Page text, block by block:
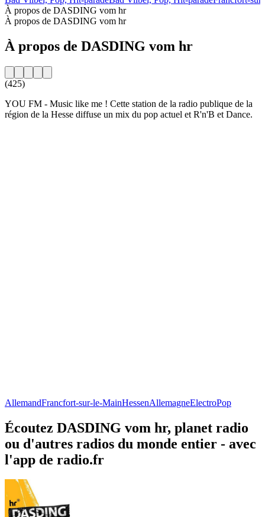
À propos de DASDING vom hr
À propos de DASDING vom hr
À propos de DASDING vom hr
(425)
YOU FM - Music like me ! Cette station de la radio publique de la
région de la Hesse diffuse un mix du pop actuel et R'n'B et Dance.
AllemandFrancfort-sur-le-MainHessenAllemagneElectroPop
Écoutez DASDING vom hr, planet radio
ou d'autres radios du monde entier - avec
l'app de radio.fr